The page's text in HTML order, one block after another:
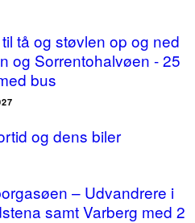
tå og støvlen op og ned
og Sorrentohalvøen - 25
bus
og dens biler
– Udvandrere i
samt Varberg med 2